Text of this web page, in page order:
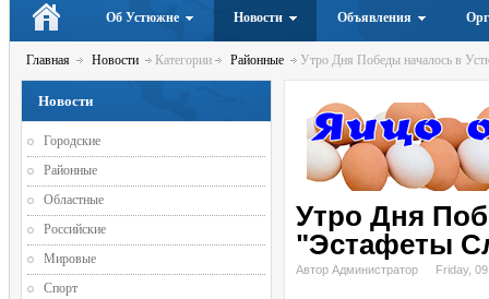
Об Устюжне Новости Объявления
Главная Новости Категории Районные Утро Дня Победы началось в
Утро Дня
"Эстафеты
Автор Администратор Friday,
Новости
Городские
Районные
Областные
Российские
Мировые
Спорт